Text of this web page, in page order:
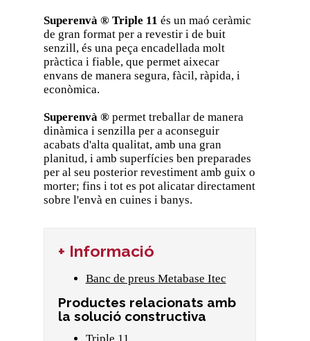
Superenvà ® Triple 11 és un maó ceràmic
de gran format per a revestir i de buit
senzill, és una peça encadellada molt
pràctica i fiable, que permet aixecar
envans de manera segura, fàcil, ràpida, i
econòmica.
Superenvà ® permet treballar de manera
dinàmica i senzilla per a aconseguir
acabats d'alta qualitat, amb una gran
planitud, i amb superfícies ben preparades
per al seu posterior revestiment amb guix o
morter; fins i tot es pot alicatar directament
sobre l'envà en cuines i banys.
+ Informació
Banc de preus Metabase Itec
Productes relacionats amb
la solució constructiva